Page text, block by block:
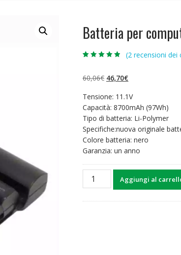
Batteria per
base di
recensioni
(2 recensioni dei
60,06€ Il
originale
era:
60,06€.
46,70€Il
attuale
è:
46,70€.
Tensione: 11.1V
Capacità: 8700mAh (97Wh)
Tipo di batteria: Li-Polymer
Specifiche:nuova originale
Colore batteria: nero
Garanzia: un anno
Batteria
Aggiungi al